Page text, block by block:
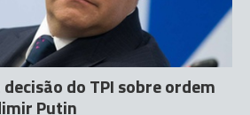
do TPI sobre ordem
Putin